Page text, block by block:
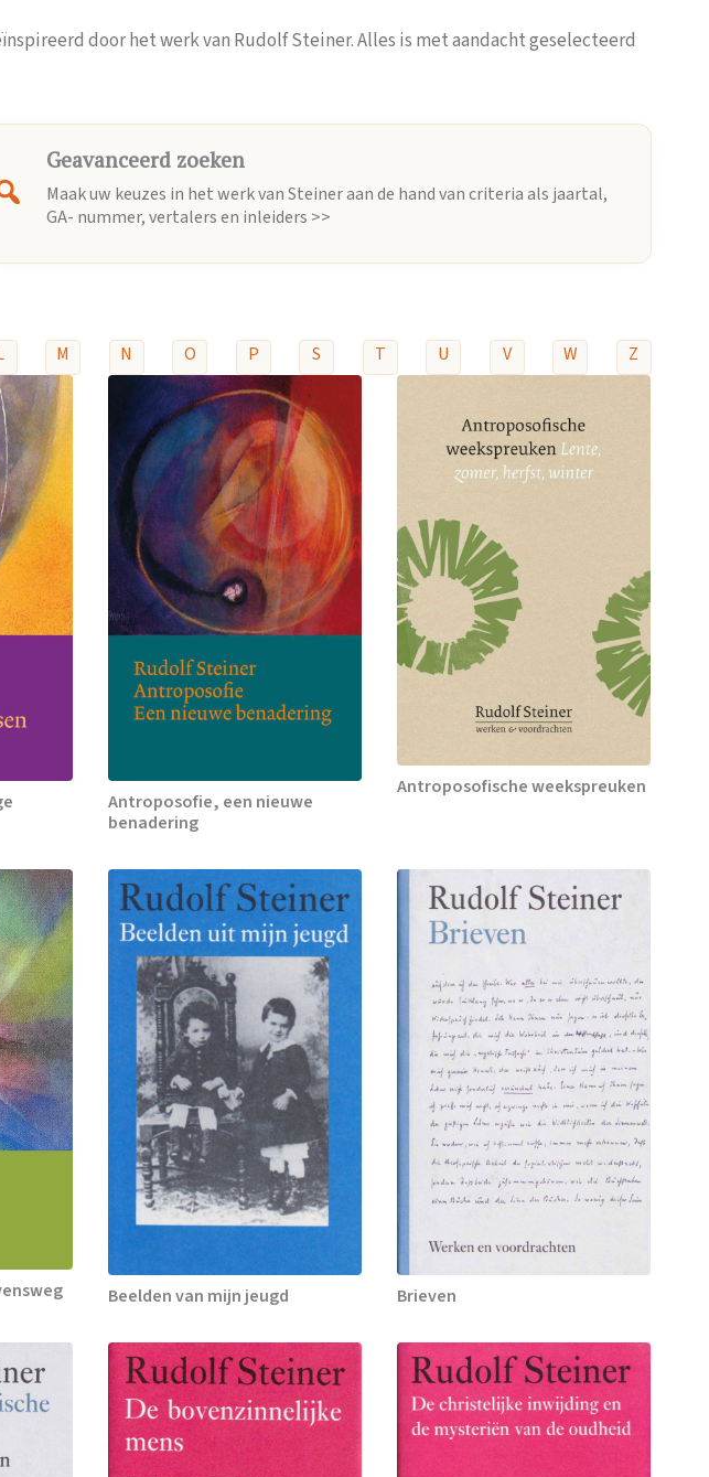
door het werk van Rudolf Steiner. Alles is met aandacht geselecteerd
Geavanceerd zoeken
Maak uw keuzes in het werk van Steiner aan de hand van criteria als jaartal,
GA- nummer, vertalers en inleiders >>
M N O P S T U V W Z
Antroposofie, een nieuwe
benadering
Antroposofische weekspreuken
Beelden van mijn jeugd Brieven